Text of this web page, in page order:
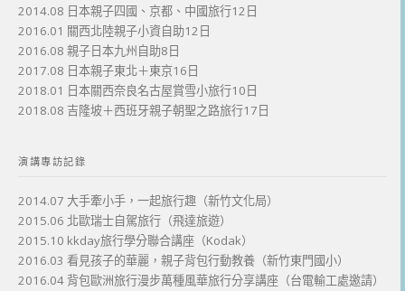
2014.08 日本親子四國、京都、中國旅行12日
2016.01 關西北陸親子小資自助12日
2016.08 親子日本九州自助8日
2017.08 日本親子東北＋東京16日
2018.01 日本關西奈良名古屋賞雪小旅行10日
2018.08 吉隆坡＋西班牙親子朝聖之路旅行17日
演講專訪記錄
2014.07 大手牽小手，一起旅行趣（新竹文化局）
2015.06 北歐瑞士自駕旅行（飛達旅遊）
2015.10 kkday旅行學分聯合講座（Kodak）
2016.03 看見孩子的華麗，親子背包行動教養（新竹東門國小）
2016.04 背包歐洲旅行漫步萬種風華旅行分享講座（台電輸工處邀請）